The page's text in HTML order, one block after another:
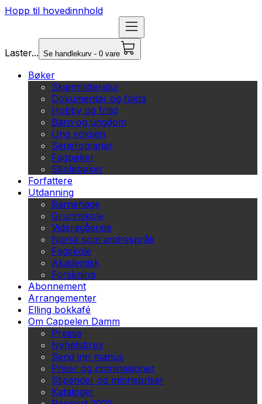
Hopp til hovedinnhold
Laster... Se handlekurv - 0 vare
Bøker
Skjønnlitteratur
Dokumentar og fakta
Hobby og fritid
Barn og ungdom
Ung voksen
Serieromaner
Fagbøker
Skolebøker
Forfattere
Utdanning
Barnehage
Grunnskole
Videregående
Norsk som andrespråk
Fagskole
Akademisk
Forskning
Abonnement
Arrangementer
Elling bokkafé
Om Cappelen Damm
Presse
Nyhetsbrev
Send inn manus
Priser og nominasjoner
Stipender og minnepriser
Kataloger